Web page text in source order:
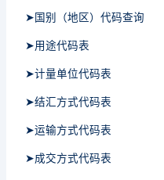
➤国别（地区）代码查询
➤用途代码表
➤计量单位代码表
➤结汇方式代码表
➤运输方式代码表
➤成交方式代码表